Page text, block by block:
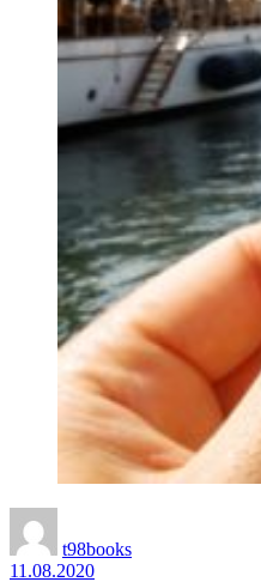
t98books
11.08.2020